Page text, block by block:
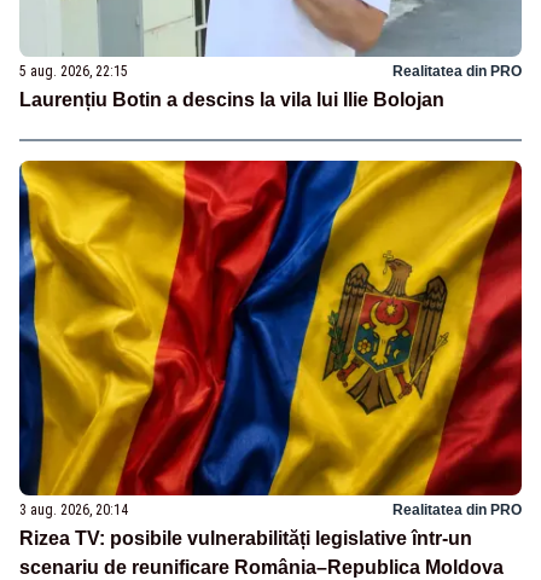
5 aug. 2026, 22:15 Realitatea din PRO
Laurențiu Botin a descins la vila lui Ilie Bolojan
3 aug. 2026, 20:14 Realitatea din PRO
Rizea TV: posibile vulnerabilități legislative într-un
scenariu de reunificare România–Republica Moldova